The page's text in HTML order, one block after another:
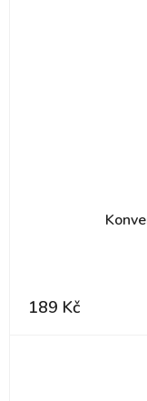
189 Kč